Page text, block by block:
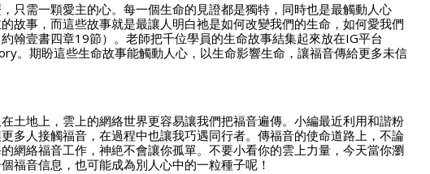
只需一顆愛主的心。每一個生命的見證都是獨特，同時也是最觸動人心
故事，而這些故事就是最讓人明白祂是如何改變我們的生命，如何愛我們
翰壹書四章19節）。老師把千位學員的生命故事結集起來放在IG平台
。期盼這些生命故事能觸動人心，以生命影響生命，讓福音傳給更多未信
土地上，雲上的網絡世界更容易讓我們把福音遍傳。小編最近利用和諧粉
多人接觸福音，在過程中也讓我巧遇同行者。傳福音的使命道路上，不論
網絡福音工作，神絶不會讓你孤單。不要小看你的雲上力量，今天當你瀏
福音信息，也可能成為別人心中的一粒種子呢！